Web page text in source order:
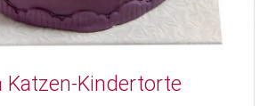
Katzen-Kindertorte